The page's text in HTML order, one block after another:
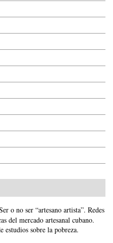
o no ser “artesano artista”. Redes
del mercado artesanal cubano.
estudios sobre la pobreza.